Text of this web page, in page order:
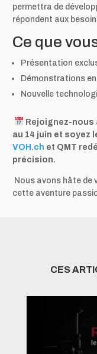
permettra de
répondent aux
Ce que
Présentation
Démonstrations
Nouvelle
Rejoignez-nous
au 14 juin et soyez
VOH.ch et QMT
précision.
Nous avons hâte de
cette aventure
CES